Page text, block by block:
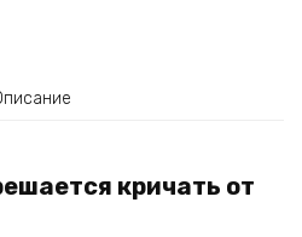
кричать от